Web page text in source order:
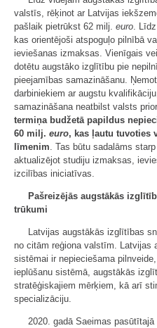
valstīs, rēķinot ar Latvijas
pašlaik pietrūkst 62 milj. euro.
kas orientējoši atspoguļo pilnībā
ieviešanas izmaksas. Vienīgais
dotētu augstāko izglītību pie
pieejamības samazināšanu.
darbiniekiem ar augstu
samazināšana neatbilst valsts
termiņa budžetā papildus
60 milj. euro, kas ļautu tuvoties
līmenim. Tas būtu sadalāms
aktualizējot studiju izmaksas,
izcilības iniciatīvas.
Pašreizējās augstākās
trūkumi
Latvijas augstākās izglītības
no citām reģiona valstīm. Latvijas
sistēmai ir nepieciešama
ieplūšanu sistēmā, augstākās
stratēģiskajiem mērķiem, kā arī
specializāciju.
2020. gadā Saeimas